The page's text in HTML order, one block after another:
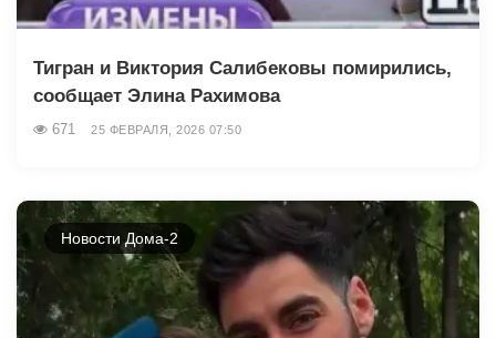
Тигран и Виктория Салибековы помирились,
сообщает Элина Рахимова
671 25 ФЕВРАЛЯ, 2026 07:50
Новости Дома-2